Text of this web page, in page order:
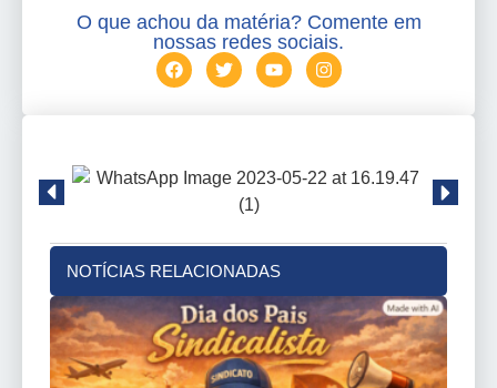
O que achou da matéria? Comente em
nossas redes sociais.
NOTÍCIAS RELACIONADAS